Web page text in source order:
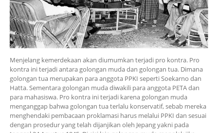
Menjelang kemerdekaan akan diumumkan terjadi pro kontra. Pro
kontra ini terjadi antara golongan muda dan golongan tua. Dimana
golongan tua merupakan para anggota PPKI seperti Soekarno dan
Hatta. Sementara golongan muda diwakili para anggota PETA dan
para mahasiswa. Pro kontra ini terjadi karena golongan muda
menganggap bahwa golongan tua terlalu konservatif, sebab mereka
menghendaki pembacaan proklamasi harus melalui PPKI dan sesuai
dengan prosedur yang telah dijanjikan oleh Jepang yakni pada